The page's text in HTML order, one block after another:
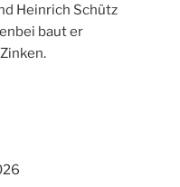
Heinrich Schütz
baut er